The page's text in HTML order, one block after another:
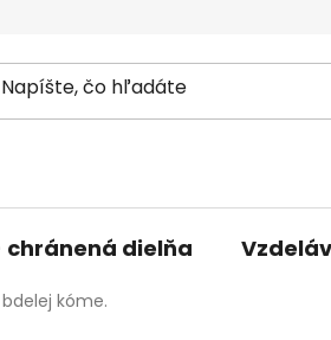
chránená dielňa
kóme.